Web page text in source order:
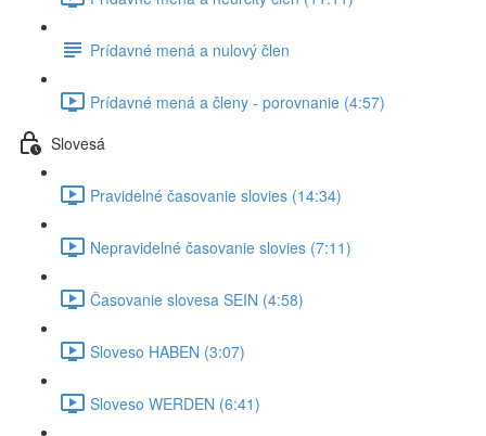
Prídavné mená a nulový člen
Prídavné mená a členy - porovnanie (4:57)
Slovesá
Pravidelné časovanie slovies (14:34)
Nepravidelné časovanie slovies (7:11)
Časovanie slovesa SEIN (4:58)
Sloveso HABEN (3:07)
Sloveso WERDEN (6:41)